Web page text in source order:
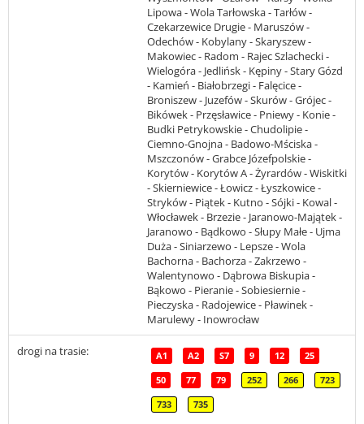
Lipowa - Wola Tarłowska - Tarłów -
Czekarzewice Drugie - Maruszów -
Odechów - Kobylany - Skaryszew -
Makowiec - Radom - Rajec Szlachecki -
Wielogóra - Jedlińsk - Kępiny - Stary Gózd
- Kamień - Białobrzegi - Falęcice -
Broniszew - Juzefów - Skurów - Grójec -
Bikówek - Przęsławice - Pniewy - Konie -
Budki Petrykowskie - Chudolipie -
Ciemno-Gnojna - Badowo-Mściska -
Mszczonów - Grabce Józefpolskie -
Korytów - Korytów A - Żyrardów - Wiskitki
- Skierniewice - Łowicz - Łyszkowice -
Stryków - Piątek - Kutno - Sójki - Kowal -
Włocławek - Brzezie - Jaranowo-Majątek -
Jaranowo - Bądkowo - Słupy Małe - Ujma
Duża - Siniarzewo - Lepsze - Wola
Bachorna - Bachorza - Zakrzewo -
Walentynowo - Dąbrowa Biskupia -
Bąkowo - Pieranie - Sobiesiernie -
Pieczyska - Radojewice - Pławinek -
Marulewy - Inowrocław
drogi na trasie: A1 A2 S7 9 12 25
50 77 79 252 266 723
733 735